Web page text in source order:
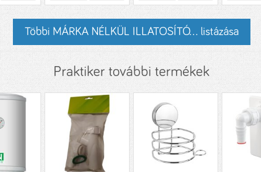
Többi MÁRKA NÉLKÜL ILLATOSÍTÓ... listázása
Praktiker további termékek